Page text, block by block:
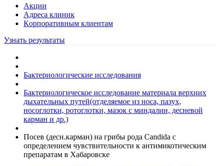
Акции
Адреса клиник
Кoрпоративным клиентам
Узнать результаты
Бактериологические исследования
Бактериологическое исследование материала верхних
дыхательных путей(отделяемое из носа, пазух,
носоглотки, ротоглотки, мазок с миндалин, десневой
карман и др.)
Посев (десн.карман) на грибы рода Candida с
определением чувствительности к антимикотическим
препаратам в Хабаровске